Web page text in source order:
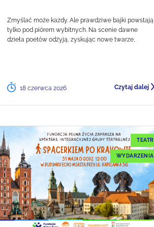
Zmyślać może każdy. Ale prawdziwe bajki powstają
tylko pod piórem wybitnych. Na scenie dawne
dzieła poetów odżyją, zyskując nowe twarze,
18 czerwca 2026 Czytaj dalej
TEATR
WYDARZENIA